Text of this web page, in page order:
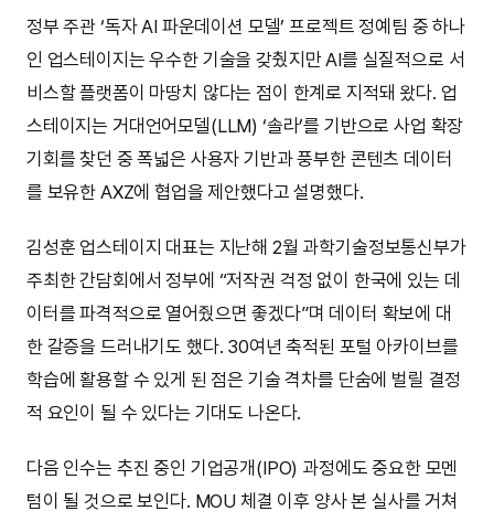
정부 주관 ‘독자 AI 파운데이션 모델’ 프로젝트 정예팀 중 하나
인 업스테이지는 우수한 기술을 갖췄지만 AI를 실질적으로 서
비스할 플랫폼이 마땅치 않다는 점이 한계로 지적돼 왔다. 업
스테이지는 거대언어모델(LLM) ‘솔라’를 기반으로 사업 확장
기회를 찾던 중 폭넓은 사용자 기반과 풍부한 콘텐츠 데이터
를 보유한 AXZ에 협업을 제안했다고 설명했다.
김성훈 업스테이지 대표는 지난해 2월 과학기술정보통신부가
주최한 간담회에서 정부에 “저작권 걱정 없이 한국에 있는 데
이터를 파격적으로 열어줬으면 좋겠다”며 데이터 확보에 대
한 갈증을 드러내기도 했다. 30여년 축적된 포털 아카이브를
학습에 활용할 수 있게 된 점은 기술 격차를 단숨에 벌릴 결정
적 요인이 될 수 있다는 기대도 나온다.
다음 인수는 추진 중인 기업공개(IPO) 과정에도 중요한 모멘
텀이 될 것으로 보인다. MOU 체결 이후 양사 본 실사를 거쳐